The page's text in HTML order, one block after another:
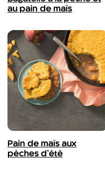
au pain de maïs
Pain de maïs aux
pêches d’été